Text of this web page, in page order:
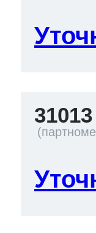
31013